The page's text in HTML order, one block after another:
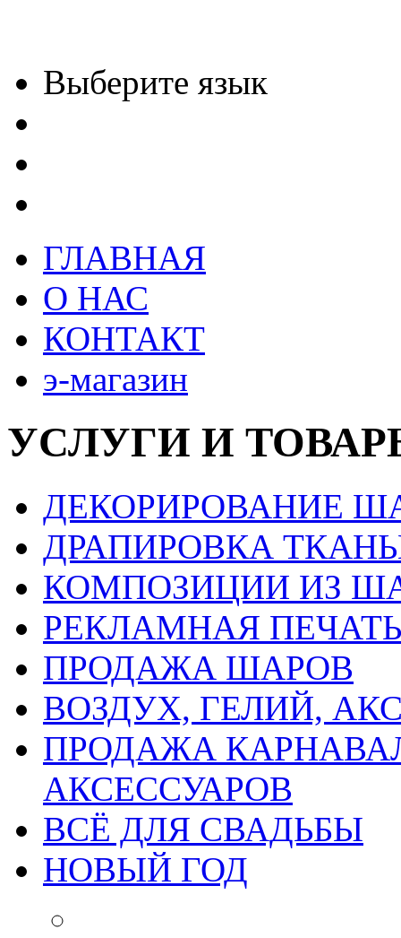
Выберите язык
ГЛАВНАЯ
О НАС
КОНТАКТ
э-магазин
УСЛУГИ И
ДЕКОРИРОВАНИЕ
ДРАПИРОВКА
КОМПОЗИЦИИ ИЗ
РЕКЛАМНАЯ
ПРОДАЖА ШАРОВ
ВОЗДУХ, ГЕЛИЙ,
ПРОДАЖА
АКСЕССУАРОВ
ВСЁ ДЛЯ СВАДЬБЫ
НОВЫЙ ГОД